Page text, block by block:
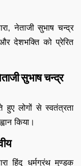
नेताजी सुभाष चन्द्र
देशभक्ति को प्रेरित
सुभाष चन्द्र
लोगों से स्वतंत्रता
किया।
हिंदू धर्मग्रंथ मुण्डक